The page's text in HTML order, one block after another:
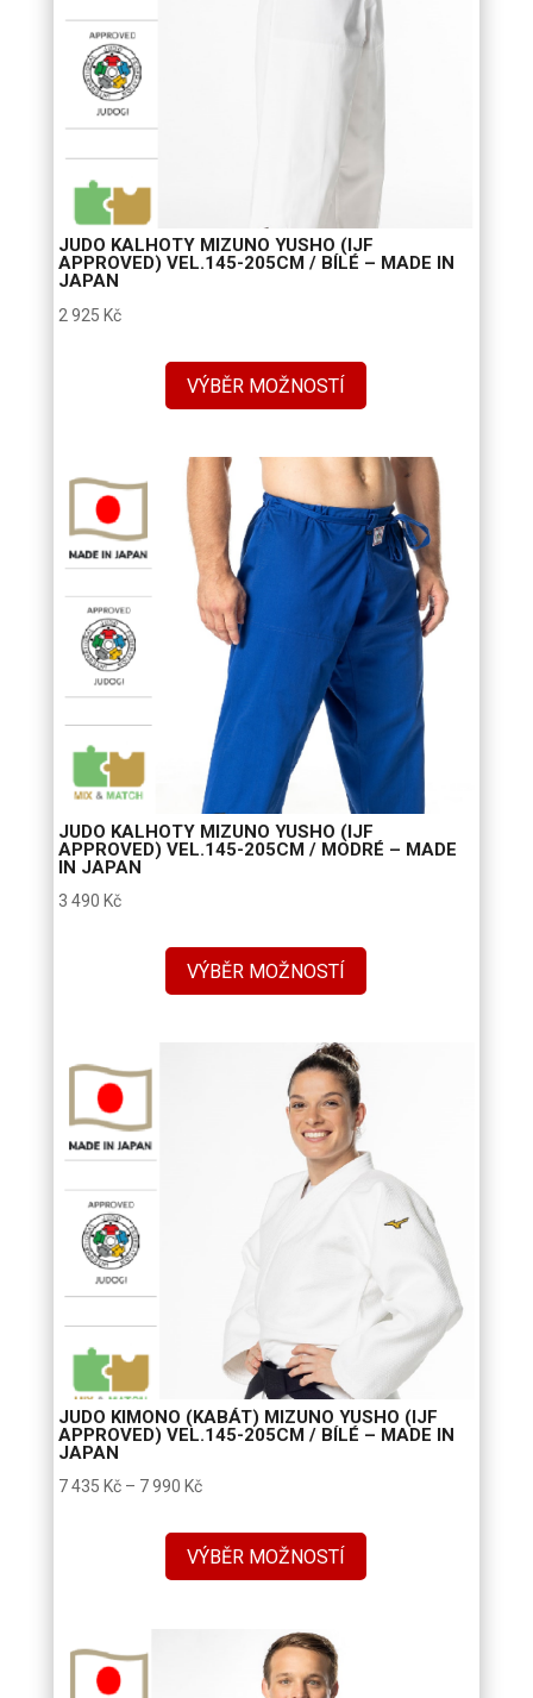
JUDO KALHOTY MIZUNO YUSHO (IJF
APPROVED) VEL.145-205CM / BÍLÉ – MADE IN
JAPAN
2 925 Kč
VÝBĚR MOŽNOSTÍ
JUDO KALHOTY MIZUNO YUSHO (IJF
APPROVED) VEL.145-205CM / MODRÉ – MADE
IN JAPAN
3 490 Kč
VÝBĚR MOŽNOSTÍ
JUDO KIMONO (KABÁT) MIZUNO YUSHO (IJF
APPROVED) VEL.145-205CM / BÍLÉ – MADE IN
JAPAN
7 435 Kč – 7 990 KčRozpětí
7
435 Kč
VÝBĚR MOŽNOSTÍ